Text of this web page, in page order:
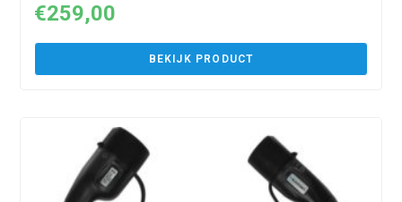
€259,00
BEKIJK PRODUCT